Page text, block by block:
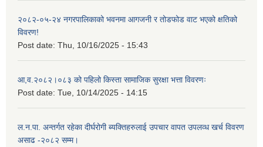
२०८२-०५-२४ नगरपालिकाको भवनमा आगजनी र तोडफोड वाट भएको क्षतिको
विवरण!
Post date: Thu, 10/16/2025 - 15:43
आ,व.२०८२।०८३ को पहिलो किस्ता सामाजिक सुरक्षा भत्ता विवरणः
Post date: Tue, 10/14/2025 - 14:15
ल.न.पा. अन्तर्गत रहेका दीर्घरोगी ब्यक्तिहरुलाई उपचार वापत उपलव्ध खर्च विवरण
असाढ -२०८२ सम्म।